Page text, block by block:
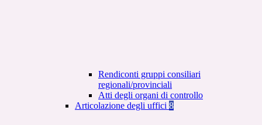
Rendiconti gruppi consiliari
regionali/provinciali
Atti degli organi di controllo
Articolazione degli uffici 8